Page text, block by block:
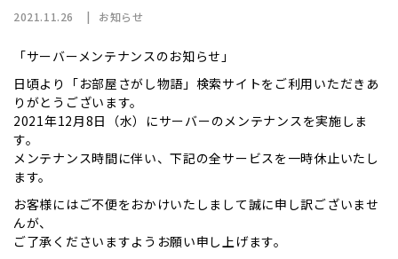
2021.11.26 お知らせ
「サーバーメンテナンスのお知らせ」
日頃より「お部屋さがし物語」検索サイトをご利用いただきあ
りがとうございます。
2021年12月8日（水）にサーバーのメンテナンスを実施しま
す。
メンテナンス時間に伴い、下記の全サービスを一時休止いたし
ます。
お客様にはご不便をおかけいたしまして誠に申し訳ございませ
んが、
ご了承くださいますようお願い申し上げます。